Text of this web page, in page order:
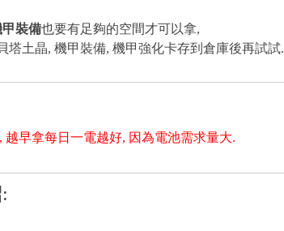
甲裝備也要有足夠的空間才可以拿,
塔土晶, 機甲裝備, 機甲強化卡存到倉庫後再試試.
越早拿每日一電越好, 因為電池需求量大.